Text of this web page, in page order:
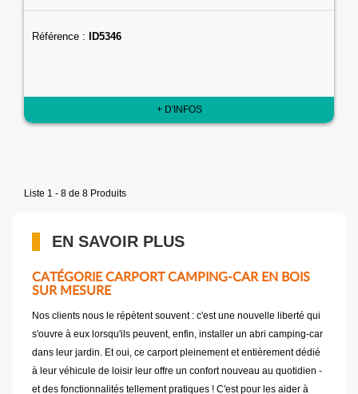
Référence : ID5346
+ D'INFOS
Liste 1 - 8 de 8 Produits
EN SAVOIR PLUS
CATÉGORIE CARPORT CAMPING-CAR EN BOIS
SUR MESURE
Nos clients nous le répètent souvent : c'est une nouvelle liberté qui
s'ouvre à eux lorsqu'ils peuvent, enfin, installer un abri camping-car
dans leur jardin. Et oui, ce carport pleinement et entièrement dédié
à leur véhicule de loisir leur offre un confort nouveau au quotidien -
et des fonctionnalités tellement pratiques ! C'est pour les aider à